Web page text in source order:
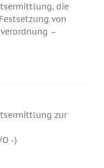
die
von
–
zur
-)